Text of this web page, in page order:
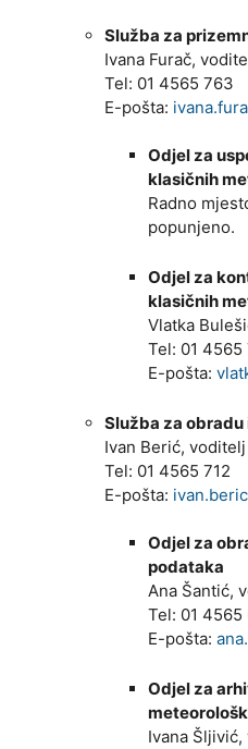
Služba za
Ivana Furač,
Tel: 01 4565 763
E-pošta:
Odjel za
klasičnih
Radno
popunjeno.
Odjel za
klasičnih
Vlatka
Tel: 01 4565
E-pošta:
Služba za
Ivan Berić,
Tel: 01 4565 712
E-pošta:
Odjel za
podataka
Ana Šantić,
Tel: 01 4565
E-pošta:
Odjel za
Ivana